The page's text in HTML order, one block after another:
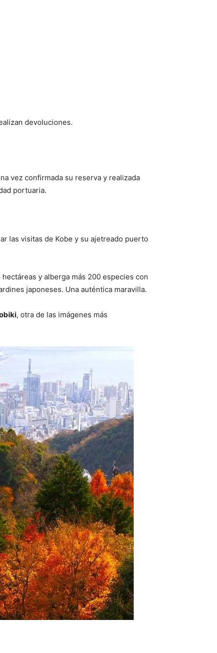
devoluciones.
vez confirmada su reserva y realizada
portuaria.
las visitas de Kobe y su ajetreado puerto
y alberga más 200 especies con
japoneses. Una auténtica maravilla.
, otra de las imágenes más